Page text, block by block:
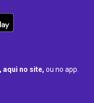
aqui no site, ou no app.